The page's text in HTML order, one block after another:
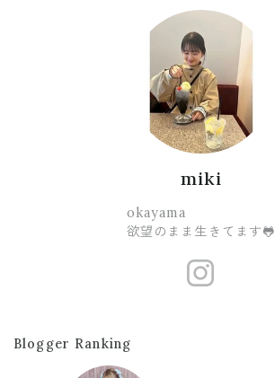
miki
okayama
欲望のまま生きてます🐸
Blogger Ranking